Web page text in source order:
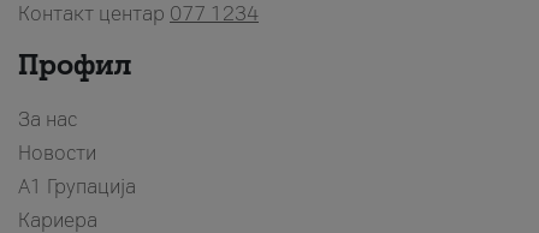
Контакт центар 077 1234
Профил
За нас
Новости
А1 Групација
Кариера